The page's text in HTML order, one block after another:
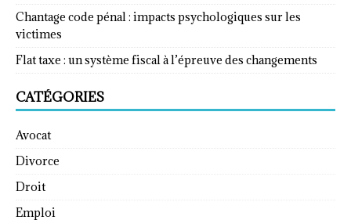
Chantage code pénal : impacts psychologiques sur les
victimes
Flat taxe : un système fiscal à l’épreuve des changements
CATÉGORIES
Avocat
Divorce
Droit
Emploi